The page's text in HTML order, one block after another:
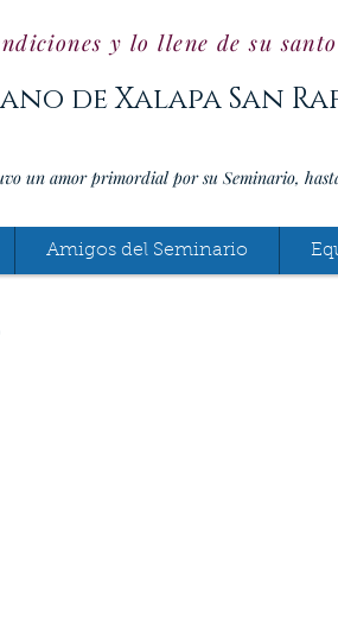
y lo llene de su
de Xalapa San
un amor primordial por su Seminario,
Amigos del Seminario